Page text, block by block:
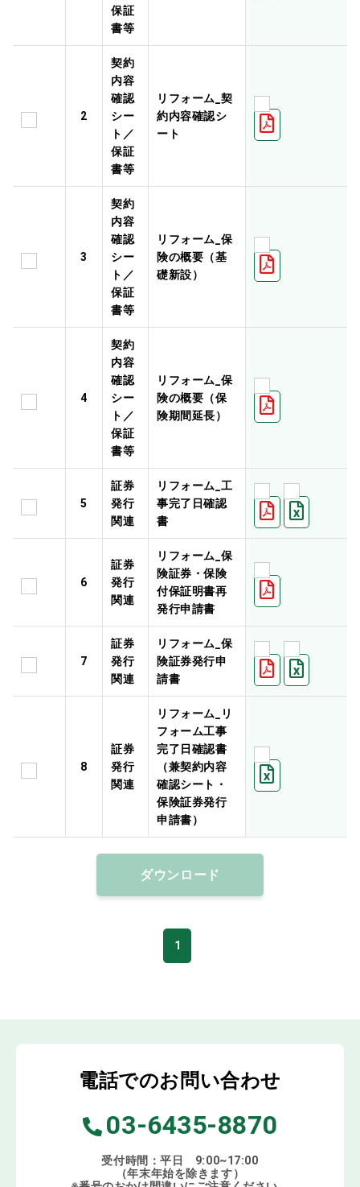
保証
書等
2
契約
内容
確認
シー
ト／
保証
書等
リフォーム_契
約内容確認シ
ート
3
契約
内容
確認
シー
ト／
保証
書等
リフォーム_保
険の概要（基
礎新設）
4
契約
内容
確認
シー
ト／
保証
書等
リフォーム_保
険の概要（保
険期間延長）
5
証券
発行
関連
リフォーム_工
事完了日確認
書
6
証券
発行
関連
リフォーム_保
険証券・保険
付保証明書再
発行申請書
7
証券
発行
関連
リフォーム_保
険証券発行申
請書
8
証券
発行
関連
リフォーム_リ
フォーム工事
完了日確認書
（兼契約内容
確認シート・
保険証券発行
申請書）
ダウンロード
1
電話でのお問い合わせ
03-6435-8870
受付時間：平日 9:00~17:00
（年末年始を除きます）